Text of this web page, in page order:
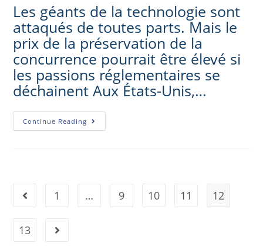
Les géants de la technologie sont
attaqués de toutes parts. Mais le
prix de la préservation de la
concurrence pourrait être élevé si
les passions réglementaires se
déchainent Aux États-Unis,…
Continue Reading
1 … 9 10 11 12
13